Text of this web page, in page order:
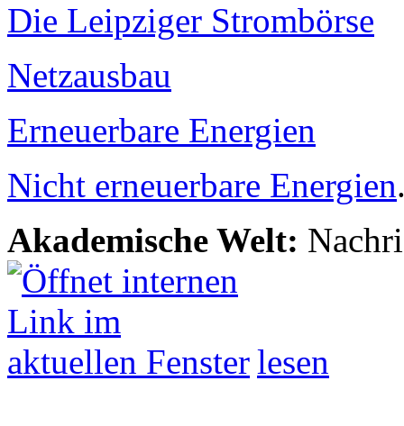
Die Leipziger Strombörse
Netzausbau
Erneuerbare Energien
Nicht erneuerbare Energien
Akademische Welt:
lesen